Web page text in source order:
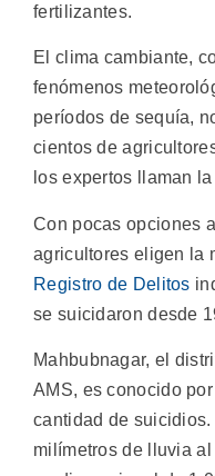
fertilizantes.
El clima cambiante,
fenómenos
períodos de sequía,
cientos de
los expertos llaman
Con pocas opciones
agricultores eligen la
Registro de Delitos
se suicidaron desde
Mahbubnagar, el
AMS, es conocido
cantidad de
milímetros de lluvia